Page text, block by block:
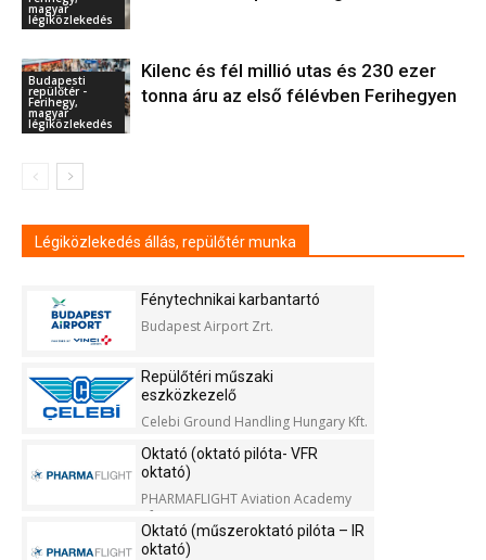
magyar
légiközlekedés
Budapesti
repülőtér -
Ferihegy,
magyar
légiközlekedés
Kilenc és fél millió utas és 230 ezer
tonna áru az első félévben Ferihegyen
Légiközlekedés állás, repülőtér munka
Fénytechnikai karbantartó
Budapest Airport Zrt.
Repülőtéri műszaki
eszközkezelő
Celebi Ground Handling Hungary Kft.
Oktató (oktató pilóta- VFR
oktató)
PHARMAFLIGHT Aviation Academy
Kft.
Oktató (műszeroktató pilóta – IR
oktató)